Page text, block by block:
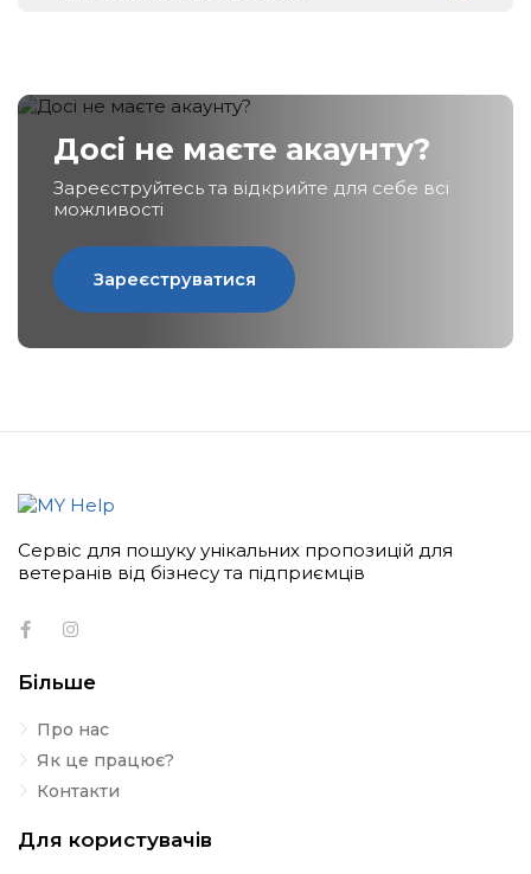
Досі не маєте акаунту?
Зареєструйтесь та відкрийте для себе всі
можливості
Сервіс для пошуку унікальних пропозицій для
ветеранів від бізнесу та підприємців
Більше
Про нас
Як це працює?
Контакти
Для користувачів